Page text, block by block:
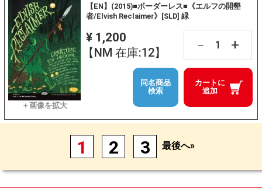
【EN】(2015)■ボーダーレス■《エルフの開墾
者/Elvish Reclaimer》[SLD] 緑
¥ 1,200
【NM 在庫:12】
－ +
カートに
追加
同名商品
検索
1 2 3 最後へ»